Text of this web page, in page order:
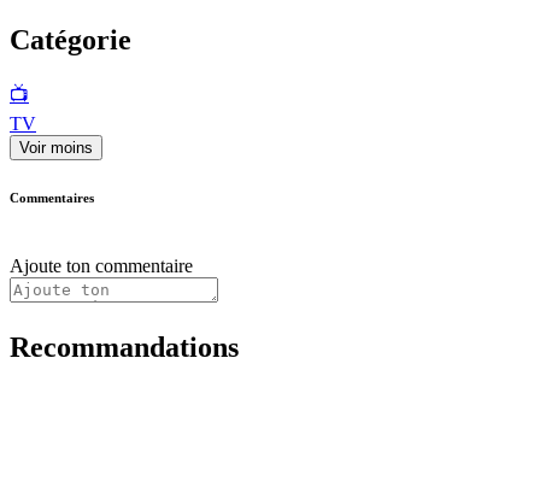
Catégorie
📺
TV
Voir moins
Commentaires
Ajoute ton commentaire
Recommandations